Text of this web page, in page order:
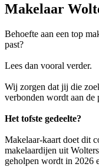
Makelaar
Behoefte aan een top
past?
Lees dan vooral verder.
Wij zorgen dat jij die
verbonden wordt aan de
Het tofste gedeelte?
Makelaar-kaart doet dit
makelaardijen uit
geholpen wordt in 2026